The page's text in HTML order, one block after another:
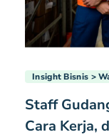
Insight Bisnis
Staff
Cara Kerja,